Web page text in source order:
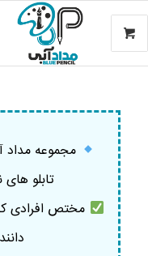
مجموعه مداد
تابلو
مختص افرادی